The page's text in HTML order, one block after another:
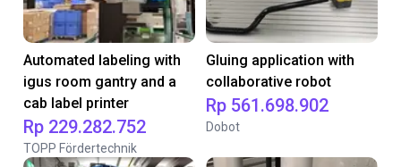
Automated labeling with
igus room gantry and a
cab label printer
Rp 229.282.752
TOPP Fördertechnik
Gluing application with
collaborative robot
Rp 561.698.902
Dobot